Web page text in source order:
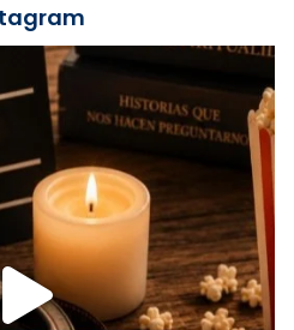
comp
Vatican
es/iglesia/news/2026-
papa-viaje-